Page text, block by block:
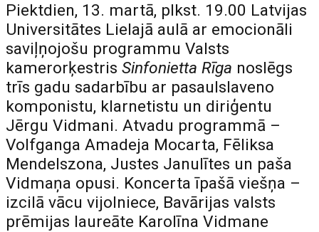
Piektdien, 13. martā, plkst. 19.00 Latvijas
Universitātes Lielajā aulā ar emocionāli
saviļņojošu programmu Valsts
kamerorķestrisSinfonietta Rīga noslēgs
trīs gadu sadarbību ar pasaulslaveno
komponistu, klarnetistu un diriģentu
Jērgu Vidmani. Atvadu programmā –
Volfganga Amadeja Mocarta, Fēliksa
Mendelszona, Justes Janulītes un paša
Vidmaņa opusi. Koncerta īpašā viešņa –
izcilā vācu vijolniece, Bavārijas valsts
prēmijas laureāte Karolīna Vidmane